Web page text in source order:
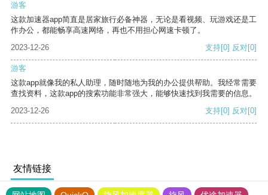
游客
这款加速器app简直是居家旅行必备神器，无论是看视频、玩游戏还是工
作办公，都能畅享高速网络，再也不用担心网速卡顿了。
2023-12-26
支持[0] 反对[0]
游客
这款app就像我的私人助理，随时随地为我的办公提供帮助。我经常需要
查找资料，这款app的搜索功能非常强大，能够快速找到我需要的信息。
2023-12-26
支持[0] 反对[0]
友情链接